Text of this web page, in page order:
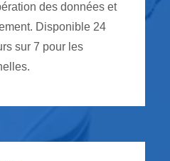
des données et
Disponible 24
sur 7 pour les